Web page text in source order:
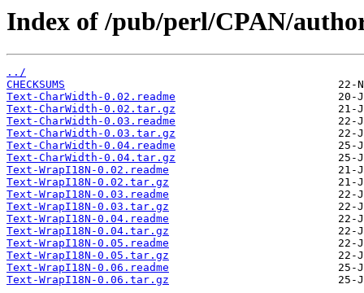
Index of /pub/perl/CPAN/
../
CHECKSUMS
Text-CharWidth-0.02.readme
Text-CharWidth-0.02.tar.gz
Text-CharWidth-0.03.readme
Text-CharWidth-0.03.tar.gz
Text-CharWidth-0.04.readme
Text-CharWidth-0.04.tar.gz
Text-WrapI18N-0.02.readme
Text-WrapI18N-0.02.tar.gz
Text-WrapI18N-0.03.readme
Text-WrapI18N-0.03.tar.gz
Text-WrapI18N-0.04.readme
Text-WrapI18N-0.04.tar.gz
Text-WrapI18N-0.05.readme
Text-WrapI18N-0.05.tar.gz
Text-WrapI18N-0.06.readme
Text-WrapI18N-0.06.tar.gz